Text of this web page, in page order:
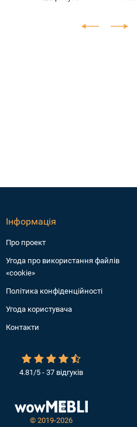
© 2019-2026
4.81/5 - 37 відгуків
Інформація
Про проект
Угода про використання файлів
«cookie»
Політика конфіденційності
Угода користувача
Контакти